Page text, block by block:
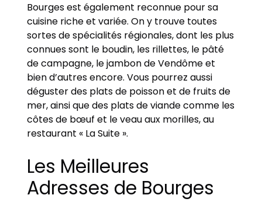
Bourges est également reconnue pour sa
cuisine riche et variée. On y trouve toutes
sortes de spécialités régionales, dont les plus
connues sont le boudin, les rillettes, le pâté
de campagne, le jambon de Vendôme et
bien d’autres encore. Vous pourrez aussi
déguster des plats de poisson et de fruits de
mer, ainsi que des plats de viande comme les
côtes de bœuf et le veau aux morilles, au
restaurant « La Suite ».
Les Meilleures
Adresses de Bourges